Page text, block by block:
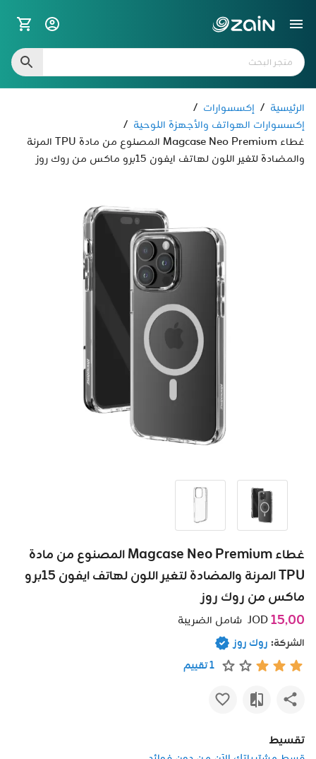
الرئيسية / إكسسوارات /
إكسسوارات الهواتف والأجهزة اللوحية /
غطاء Magcase Neo Premium المصنوع من مادة TPU المرنة
والمضادة لتغير اللون لهاتف ايفون 15برو ماكس من روك روز
غطاء Magcase Neo Premium المصنوع من مادة
TPU المرنة والمضادة لتغير اللون لهاتف ايفون 15برو
ماكس من روك روز
15٫00
شامل الضريبة
الشركة: روك روز
1 تقييم
تقسيط